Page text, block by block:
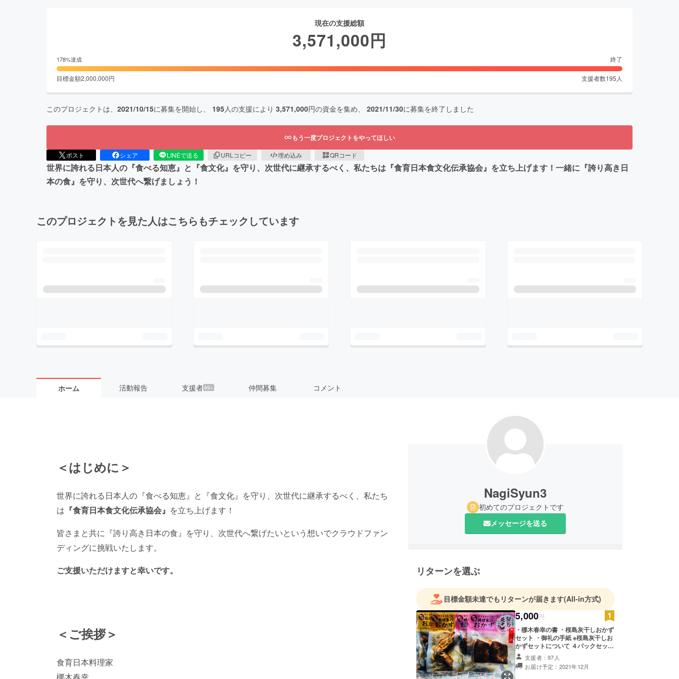
現在の支援総額
3,571,000円
178%達成 終了
目標金額2,000,000円 支援者数195 人
このプロジェクトは、 2021/10/15に募集を開始し、 195人の支援により 3,571,000円の資金を集め、 2021/11/30に募集を終了しました
もう一度プロジェクトをやってほしい
ポスト シェア LINEで送る URLコピー 埋め込み QRコード
世界に誇れる日本人の『食べる知恵』と『食文化』を守り、次世代に継承するべく、私たちは『食育日本食文化伝承協会』を立ち上げます！一緒に『誇り高き日
本の食』を守り、次世代へ繋げましょう！
このプロジェクトを見た人はこちらもチェックしています
ホーム 活動報告 支援者99+ 仲間募集 コメント
＜はじめに＞
世界に誇れる日本人の『食べる知恵』と『食文化』を守り、次世代に継承するべく、私たち
は 『食育日本食文化伝承協会』 を立ち上げます！
皆さまと共に『誇り高き日本の食』を守り、次世代へ繋げたいという想いでクラウドファン
ディングに挑戦いたします。
ご支援いただけますと幸いです。
＜ご挨拶＞
食育日本料理家
梛木春幸
NagiSyun3
初めてのプロジェクトです
メッセージを送る
リターンを選ぶ
目標金額未達でもリターンが届きます(All-in方式)
5,000円
・梛木春幸の書 ・桜島灰干しおかず
セット ・御礼の手紙 ※桜島灰干しお
かずセットについて ４パックセッ
ト、椎茸（80g）、手羽先
（40g）、魚２種（各50g）です。
魚の灰干は気候、漁の状況により魚
支援者：97人
お届け予定：2021年12月